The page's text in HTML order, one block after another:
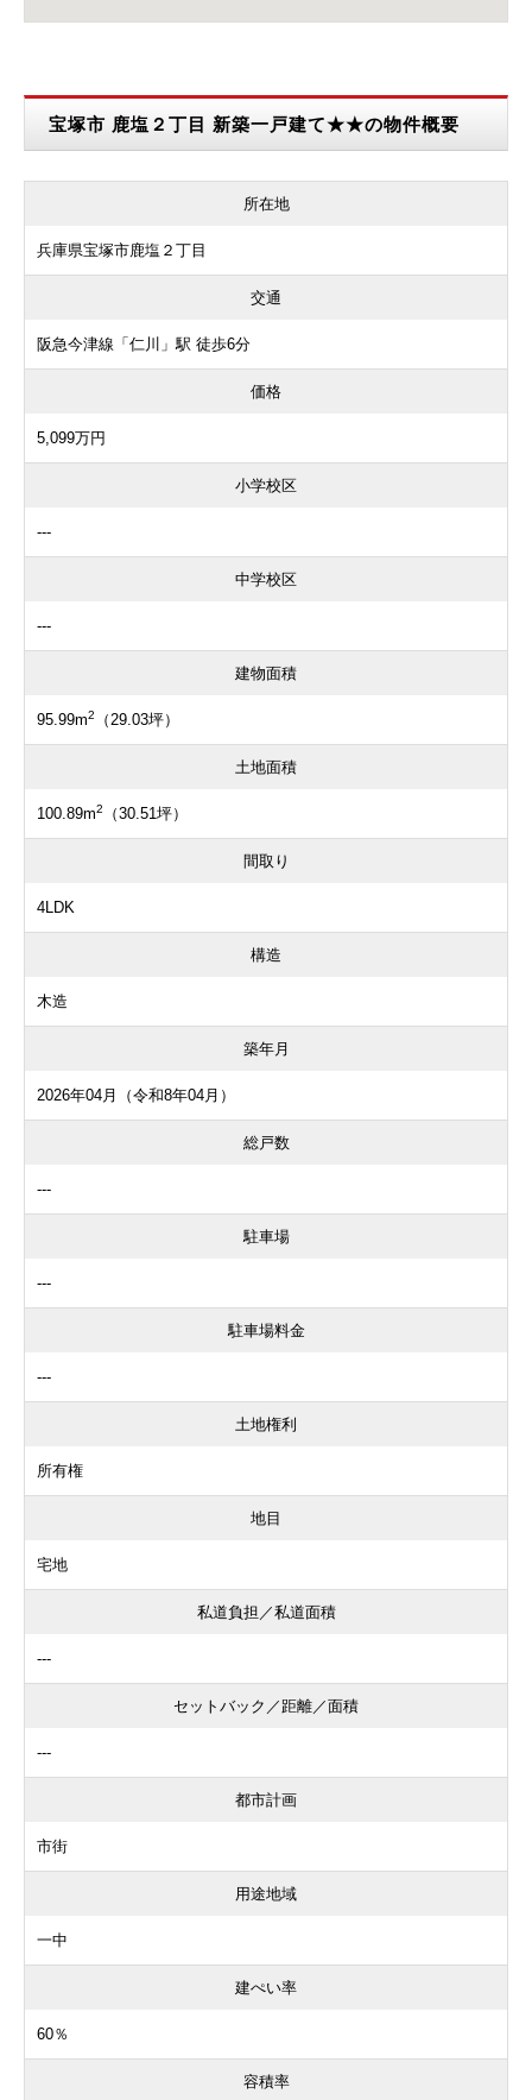
宝塚市 鹿塩２丁目 新築一戸建て★★の物件概要
所在地
兵庫県宝塚市鹿塩２丁目
交通
阪急今津線「仁川」駅 徒歩6分
価格
5,099万円
小学校区
---
中学校区
---
建物面積
95.99m2 （29.03坪）
土地面積
100.89m2 （30.51坪）
間取り
4LDK
構造
木造
築年月
2026年04月（令和8年04月）
総戸数
---
駐車場
---
駐車場料金
---
土地権利
所有権
地目
宅地
私道負担／私道面積
---
セットバック／距離／面積
---
都市計画
市街
用途地域
一中
建ぺい率
60％
容積率